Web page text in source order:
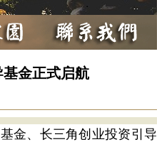
金正式启航
金、长三角创业投资引导